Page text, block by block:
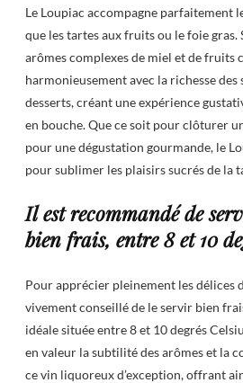
Le Loupiac accompagne parfaitement
que les tartes aux fruits ou le foie gras.
arômes complexes de miel et de fruits
harmonieusement avec la richesse des
desserts, créant une expérience
en bouche. Que ce soit pour clôturer
pour une dégustation gourmande, le
pour sublimer les plaisirs sucrés de la
Il est recommandé de
bien frais, entre 8 et 10
Pour apprécier pleinement les délices
vivement conseillé de le servir bien
idéale située entre 8 et 10 degrés
en valeur la subtilité des arômes et la
ce vin liquoreux d’exception, offrant